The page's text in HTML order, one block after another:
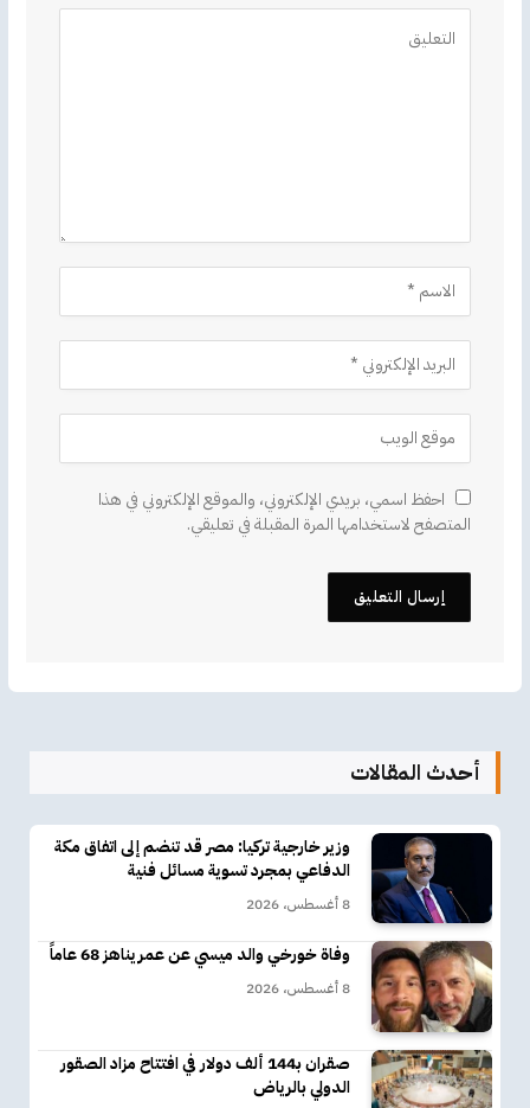
احفظ اسمي، بريدي الإلكتروني، والموقع الإلكتروني في هذا
المتصفح لاستخدامها المرة المقبلة في تعليقي.
أحدث المقالات
وزير خارجية تركيا: مصر قد تنضم إلى اتفاق مكة
الدفاعي بمجرد تسوية مسائل فنية
8 أغسطس، 2026
وفاة خورخي والد ميسي عن عمر يناهز 68 عاماً
8 أغسطس، 2026
صقران بـ144 ألف دولار في افتتاح مزاد الصقور
الدولي بالرياض